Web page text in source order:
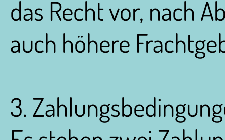
das Recht vor, nach
auch höhere
3.